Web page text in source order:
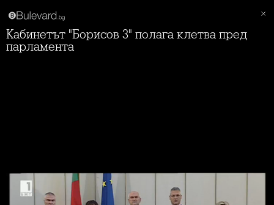
Кабинетът "Борисов 3" полага клетва пред
парламента